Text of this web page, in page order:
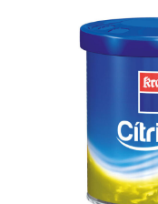
producto